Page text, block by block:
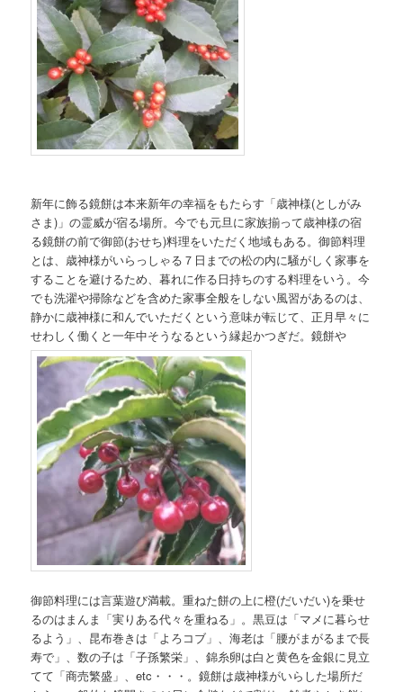
新年に飾る鏡餅は本来新年の幸福をもたらす「歳神様(としがみ
さま)」の霊威が宿る場所。今でも元旦に家族揃って歳神様の宿
る鏡餅の前で御節(おせち)料理をいただく地域もある。御節料理
とは、歳神様がいらっしゃる７日までの松の内に騒がしく家事を
することを避けるため、暮れに作る日持ちのする料理をいう。今
でも洗濯や掃除などを含めた家事全般をしない風習があるのは、
静かに歳神様に和んでいただくという意味が転じて、正月早々に
せわしく働くと一年中そうなるという縁起かつぎだ。鏡餅や
御節料理には言葉遊び満載。重ねた餅の上に橙(だいだい)を乗せ
るのはまんま「実りある代々を重ねる」。黒豆は「マメに暮らせ
るよう」、昆布巻きは「よろコブ」、海老は「腰がまがるまで長
寿で」、数の子は「子孫繁栄」、錦糸卵は白と黄色を金銀に見立
てて「商売繁盛」、etc・・・。鏡餅は歳神様がいらした場所だ